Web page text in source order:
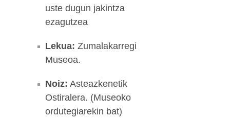
uste dugun jakintza
ezagutzea
Lekua: Zumalakarregi
Museoa.
Noiz: Asteazkenetik
Ostiralera. (Museoko
ordutegiarekin bat)